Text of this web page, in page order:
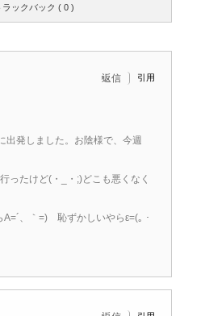
ラックバック ( 0 )
返信 引用
出発しました。お陰様で、今週
ったけど(・_・;)どこも悪くなく
、｀=)ゞ恥ずかしいやらε=(｡・